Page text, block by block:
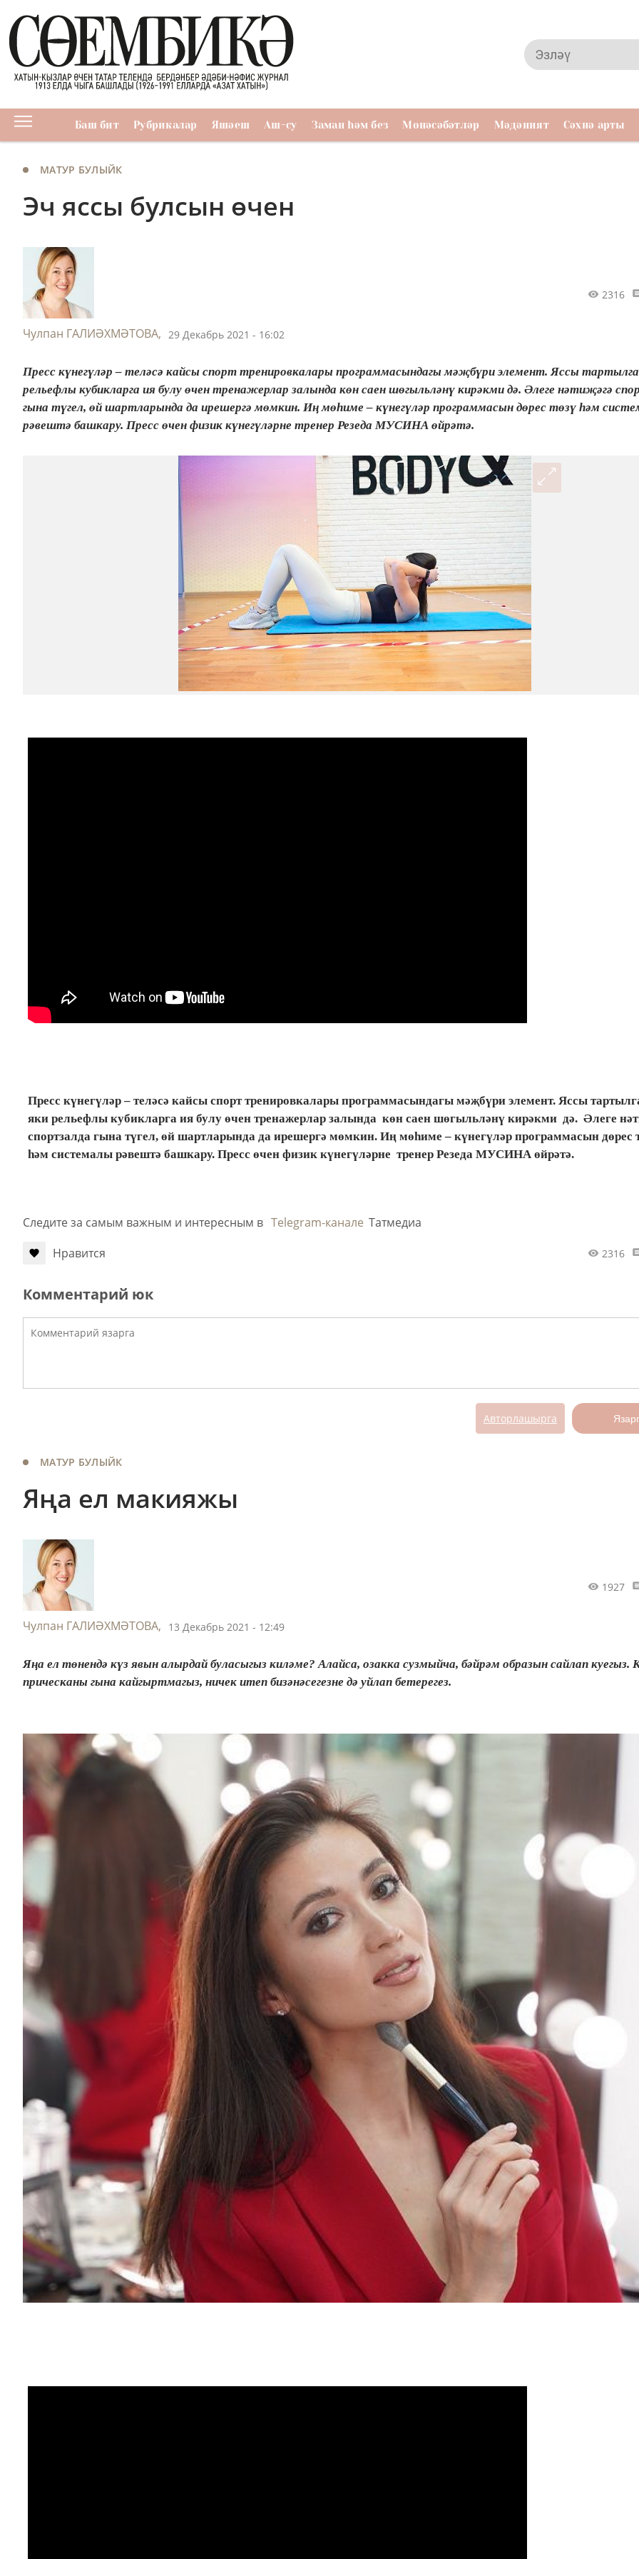
Баш бит Рубрикалар Яшәеш Аш-су Заман һәм без Мөнәсәбәтләр Мәдәният Сәхнә арты
МАТУР БУЛЫЙК
Эч яссы булсын өчен
Чулпан ГАЛИӘХМӘТОВА, 29 Декабрь 2021 - 16:02
2316
Пресс күнегүләр – теләсә кайсы спорт тренировкалары программасындагы мәҗбүри элемент. Яссы
рельефлы кубикларга ия булу өчен тренажерлар залында көн саен шөгыльләнү кирәкми дә. Әлеге нәтиҗәгә
гына түгел, өй шартларында да ирешергә мөмкин. Иң мөһиме – күнегүләр программасын дөрес төзү һәм
рәвештә башкару. Пресс өчен физик күнегүләрне тренер Резеда МУСИНА өйрәтә.
Пресс күнегүләр – теләсә кайсы спорт тренировкалары программасындагы мәҗбүри элемент. Яссы
яки рельефлы кубикларга ия булу өчен тренажерлар залында көн саен шөгыльләнү кирәкми дә. Әлеге
спортзалда гына түгел, өй шартларында да ирешергә мөмкин. Иң мөһиме – күнегүләр программасын дөрес
һәм системалы рәвештә башкару. Пресс өчен физик күнегүләрне тренер Резеда МУСИНА өйрәтә.
Следите за самым важным и интересным в Telegram-канале Татмедиа
Нравится
2316
Комментарий юк
Авторлашырга
МАТУР БУЛЫЙК
Яңа ел макияжы
Чулпан ГАЛИӘХМӘТОВА, 13 Декабрь 2021 - 12:49
1927
Яңа ел төнендә күз явын алырдай буласыгыз киләме? Алайса, озакка сузмыйча, бәйрәм образын сайлап куегыз.
прическаны гына кайгыртмагыз, ничек итеп бизәнәсегезне дә уйлап бетерегез.